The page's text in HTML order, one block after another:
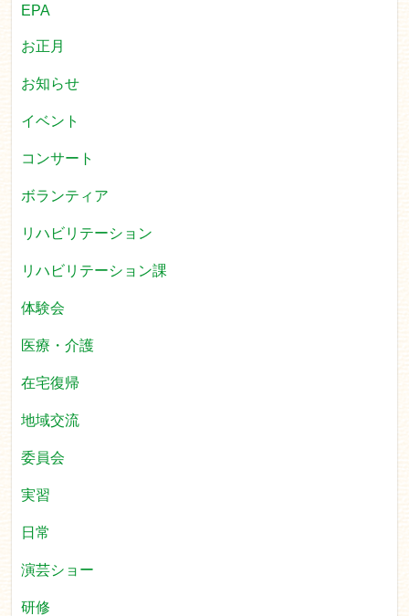
EPA
お正月
お知らせ
イベント
コンサート
ボランティア
リハビリテーション
リハビリテーション課
体験会
医療・介護
在宅復帰
地域交流
委員会
実習
日常
演芸ショー
研修